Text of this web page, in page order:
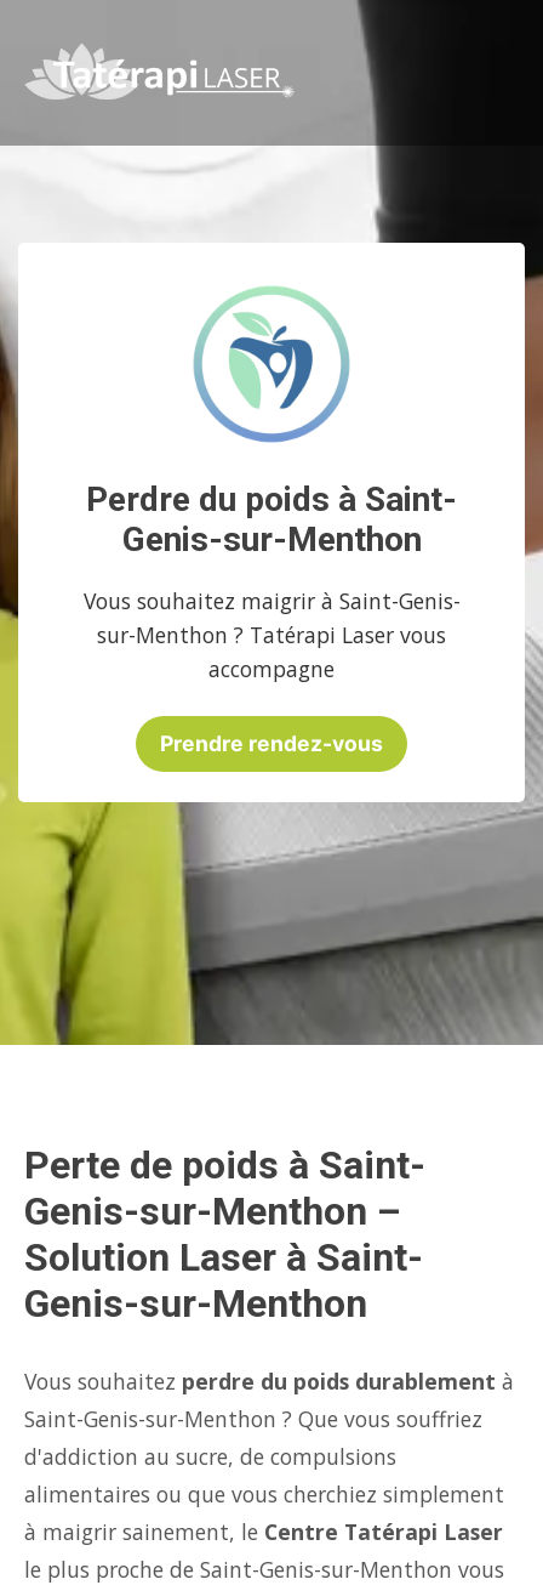
Perdre du poids à Saint-
Genis-sur-Menthon
Vous souhaitez maigrir à Saint-Genis-
sur-Menthon ? Tatérapi Laser vous
accompagne
Prendre rendez-vous
Perte de poids à Saint-
Genis-sur-Menthon –
Solution Laser à Saint-
Genis-sur-Menthon
Vous souhaitez perdre du poids durablement à
Saint-Genis-sur-Menthon ? Que vous souffriez
d'addiction au sucre, de compulsions
alimentaires ou que vous cherchiez simplement
à maigrir sainement, le Centre Tatérapi Laser
le plus proche de Saint-Genis-sur-Menthon vous